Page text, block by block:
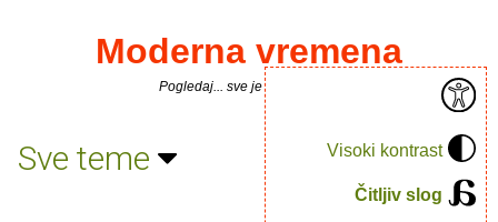
Visoki kontrast
Čitljiv slog
Moderna vremena
Pogledaj... sve je puno knjiga.
Sve teme